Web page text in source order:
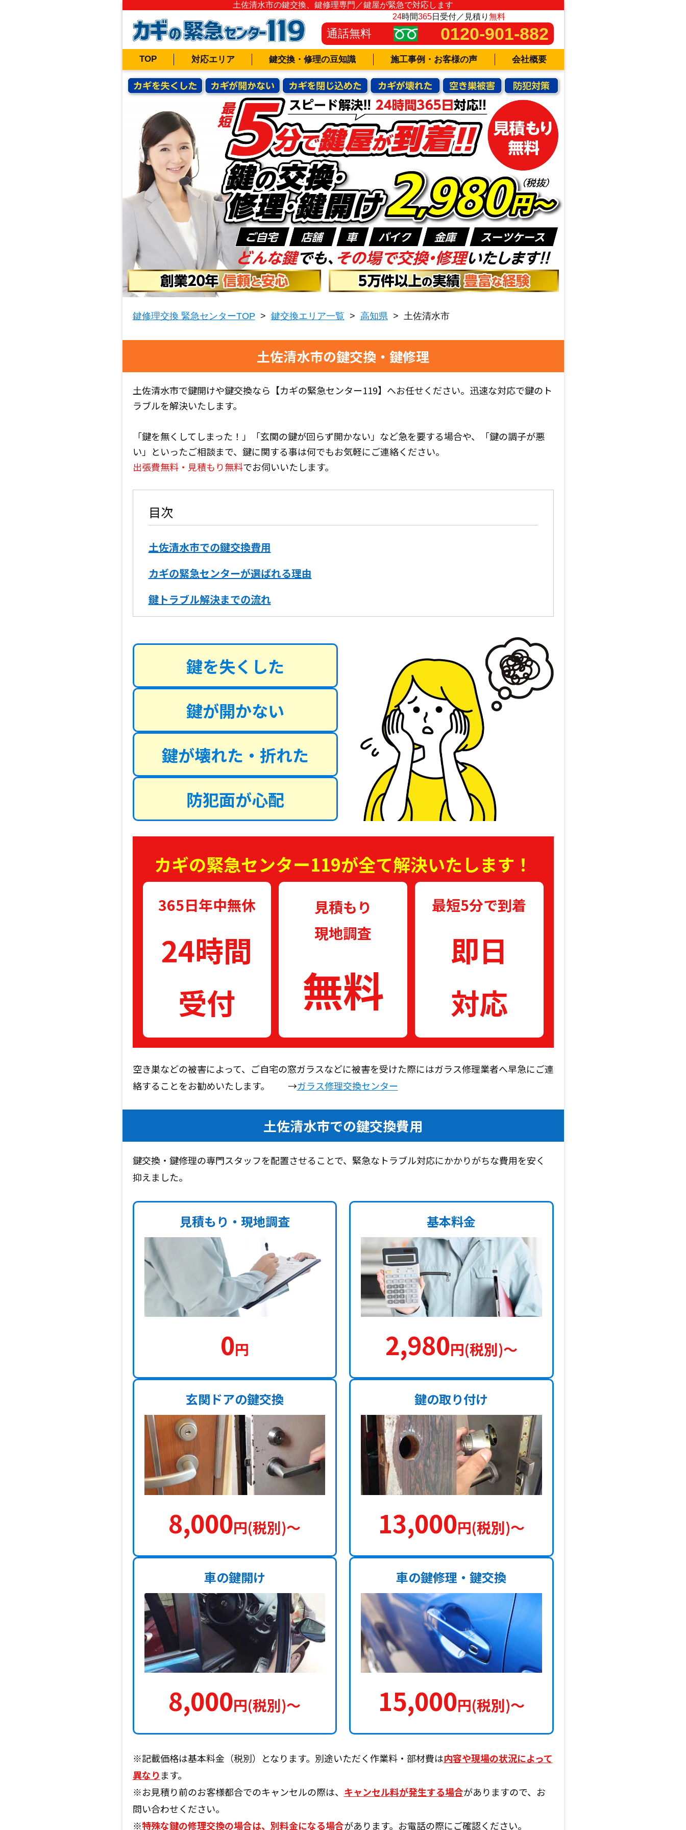
土佐清水市の鍵交換、鍵修理専門／鍵屋が緊急で対応します
24時間365日受付／見積り 無料
通話無料 0120-901-882
TOP 対応エリア 鍵交換・修理の豆知識 施工事例・お客様の声 会社概要
鍵修理交換 緊急センターTOP > 鍵交換エリア一覧 > 高知県 > 土佐清水市
土佐清水市の鍵交換・鍵修理
土佐清水市で鍵開けや鍵交換なら【カギの緊急センター119】へお任せください。迅速な対応で鍵のト
ラブルを解決いたします。
「鍵を無くしてしまった！」「玄関の鍵が回らず開かない」など急を要する場合や、「鍵の調子が悪
い」といったご相談まで、鍵に関する事は何でもお気軽にご連絡ください。
出張費無料・見積もり無料でお伺いいたします。
目次
土佐清水市での鍵交換費用
カギの緊急センターが選ばれる理由
鍵トラブル解決までの流れ
鍵を失くした
鍵が開かない
鍵が壊れた・折れた
防犯面が心配
カギの緊急センター119が全て解決いたします！
365日年中無休
24時間
受付
見積もり
現地調査
無料
最短5分で到着
即日
対応
空き巣などの被害によって、ご自宅の窓ガラスなどに被害を受けた際にはガラス修理業者へ早急にご連
絡することをお勧めいたします。 →ガラス修理交換センター
土佐清水市での鍵交換費用
鍵交換・鍵修理の専門スタッフを配置させることで、緊急なトラブル対応にかかりがちな費用を安く
抑えました。
見積もり・現地調査
0円
基本料金
2,980円(税別)〜
玄関ドアの鍵交換
8,000円(税別)〜
鍵の取り付け
13,000円(税別)〜
車の鍵開け
8,000円(税別)〜
車の鍵修理・鍵交換
15,000円(税別)〜
※記載価格は基本料金（税別）となります。別途いただく作業料・部材費は内容や現場の状況によって
異なり ます。
※お見積り前のお客様都合でのキャンセルの際は、 キャンセル料が発生する場合がありますので、お
問い合わせください。
※特殊な鍵の修理交換の場合は、別料金になる場合があります。お電話の際にご確認ください。